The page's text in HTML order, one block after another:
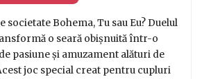
societate Bohema, Tu sau Eu? Duelul
o seară obișnuită într-o
pasiune și amuzament alături de
joc special creat pentru cupluri